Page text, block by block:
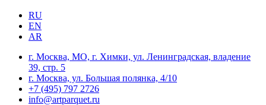
RU
EN
AR
г. Москва, МО, г. Химки, ул. Ленинградская, владение
39, стр. 5
г. Москва, ул. Большая полянка, 4/10
+7 (495) 797 2726
info@artparquet.ru